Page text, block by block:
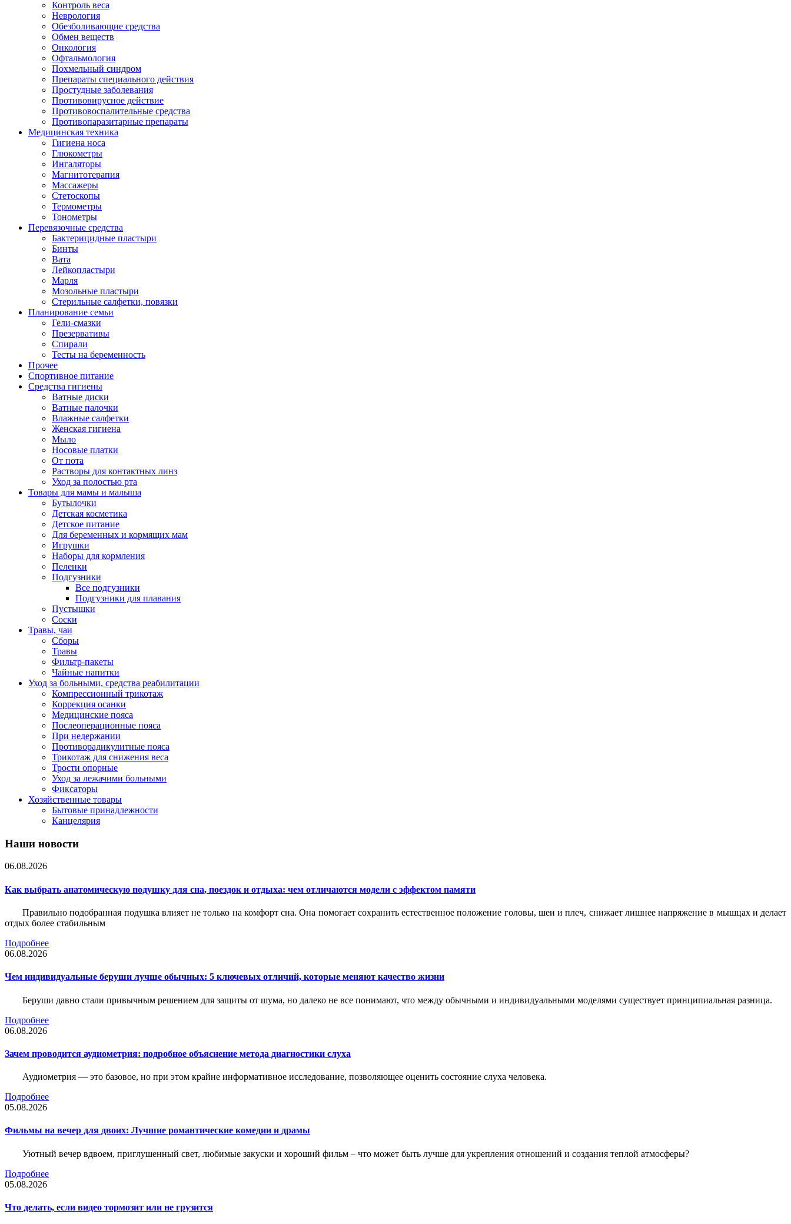
Контроль веса
Неврология
Обезболивающие средства
Обмен веществ
Онкология
Офтальмология
Похмельный синдром
Препараты специального действия
Простудные заболевания
Противовирусное действие
Противовоспалительные средства
Противопаразитарные препараты
Медицинская техника
Гигиена носа
Глюкометры
Ингаляторы
Магнитотерапия
Массажеры
Стетоскопы
Термометры
Тонометры
Перевязочные средства
Бактерицидные пластыри
Бинты
Вата
Лейкопластыри
Марля
Мозольные пластыри
Стерильные салфетки, повязки
Планирование семьи
Гели-смазки
Презервативы
Спирали
Тесты на беременность
Прочее
Спортивное питание
Средства гигиены
Ватные диски
Ватные палочки
Влажные салфетки
Женская гигиена
Мыло
Носовые платки
От пота
Растворы для контактных линз
Уход за полостью рта
Товары для мамы и малыша
Бутылочки
Детская косметика
Детское питание
Для беременных и кормящих мам
Игрушки
Наборы для кормления
Пеленки
Подгузники
Все подгузники
Подгузники для плавания
Пустышки
Соски
Травы, чаи
Сборы
Травы
Фильтр-пакеты
Чайные напитки
Уход за больными, средства реабилитации
Компрессионный трикотаж
Коррекция осанки
Медицинские пояса
Послеоперационные пояса
При недержании
Противорадикулитные пояса
Трикотаж для снижения веса
Трости опорные
Уход за лежачими больными
Фиксаторы
Хозяйственные товары
Бытовые принадлежности
Канцелярия
Наши новости
06.08.2026
Как выбрать анатомическую подушку для сна, поездок и отдыха: чем отличаются модели с эффектом памяти
Правильно подобранная подушка влияет не только на комфорт сна. Она помогает сохранить естественное положение головы, шеи и плеч, снижает лишнее напряжение в мышцах и делает
отдых более стабильным
Подробнее
06.08.2026
Чем индивидуальные беруши лучше обычных: 5 ключевых отличий, которые меняют качество жизни
Беруши давно стали привычным решением для защиты от шума, но далеко не все понимают, что между обычными и индивидуальными моделями существует принципиальная разница.
Подробнее
06.08.2026
Зачем проводится аудиометрия: подробное объяснение метода диагностики слуха
Аудиометрия — это базовое, но при этом крайне информативное исследование, позволяющее оценить состояние слуха человека.
Подробнее
05.08.2026
Фильмы на вечер для двоих: Лучшие романтические комедии и драмы
Уютный вечер вдвоем, приглушенный свет, любимые закуски и хороший фильм – что может быть лучше для укрепления отношений и создания теплой атмосферы?
Подробнее
05.08.2026
Что делать, если видео тормозит или не грузится